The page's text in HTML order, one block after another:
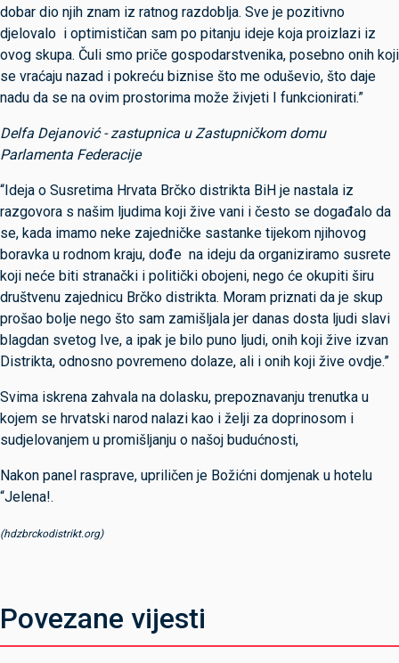
dobar dio njih znam iz ratnog razdoblja. Sve je pozitivno
djelovalo i optimističan sam po pitanju ideje koja proizlazi iz
ovog skupa. Čuli smo priče gospodarstvenika, posebno onih koji
se vraćaju nazad i pokreću biznise što me oduševio, što daje
nadu da se na ovim prostorima može živjeti I funkcionirati.”
Delfa Dejanović - zastupnica u Zastupničkom domu
Parlamenta Federacije
“Ideja o Susretima Hrvata Brčko distrikta BiH je nastala iz
razgovora s našim ljudima koji žive vani i često se događalo da
se, kada imamo neke zajedničke sastanke tijekom njihovog
boravka u rodnom kraju, dođe na ideju da organiziramo susrete
koji neće biti stranački i politički obojeni, nego će okupiti širu
društvenu zajednicu Brčko distrikta. Moram priznati da je skup
prošao bolje nego što sam zamišljala jer danas dosta ljudi slavi
blagdan svetog Ive, a ipak je bilo puno ljudi, onih koji žive izvan
Distrikta, odnosno povremeno dolaze, ali i onih koji žive ovdje.”
Svima iskrena zahvala na dolasku, prepoznavanju trenutka u
kojem se hrvatski narod nalazi kao i želji za doprinosom i
sudjelovanjem u promišljanju o našoj budućnosti,
Nakon panel rasprave, upriličen je Božićni domjenak u hotelu
“Jelena!.
(hdzbrckodistrikt.org)
Povezane vijesti